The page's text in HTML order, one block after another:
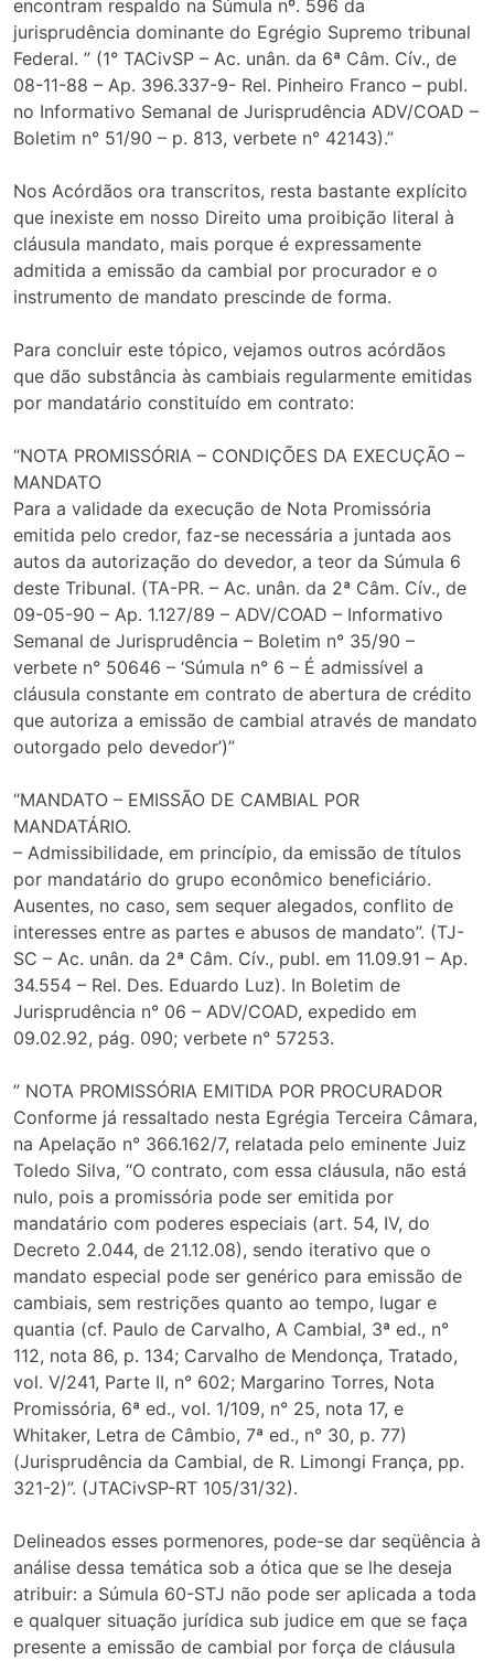
encontram respaldo na Súmula nº. 596 da
jurisprudência dominante do Egrégio Supremo tribunal
Federal. ” (1° TACivSP – Ac. unân. da 6ª Câm. Cív., de
08-11-88 – Ap. 396.337-9- Rel. Pinheiro Franco – publ.
no Informativo Semanal de Jurisprudência ADV/COAD –
Boletim n° 51/90 – p. 813, verbete n° 42143).”
Nos Acórdãos ora transcritos, resta bastante explícito
que inexiste em nosso Direito uma proibição literal à
cláusula mandato, mais porque é expressamente
admitida a emissão da cambial por procurador e o
instrumento de mandato prescinde de forma.
Para concluir este tópico, vejamos outros acórdãos
que dão substância às cambiais regularmente emitidas
por mandatário constituído em contrato:
“NOTA PROMISSÓRIA – CONDIÇÕES DA EXECUÇÃO –
MANDATO
Para a validade da execução de Nota Promissória
emitida pelo credor, faz-se necessária a juntada aos
autos da autorização do devedor, a teor da Súmula 6
deste Tribunal. (TA-PR. – Ac. unân. da 2ª Câm. Cív., de
09-05-90 – Ap. 1.127/89 – ADV/COAD – Informativo
Semanal de Jurisprudência – Boletim n° 35/90 –
verbete n° 50646 – ‘Súmula n° 6 – É admissível a
cláusula constante em contrato de abertura de crédito
que autoriza a emissão de cambial através de mandato
outorgado pelo devedor’)”
“MANDATO – EMISSÃO DE CAMBIAL POR
MANDATÁRIO.
– Admissibilidade, em princípio, da emissão de títulos
por mandatário do grupo econômico beneficiário.
Ausentes, no caso, sem sequer alegados, conflito de
interesses entre as partes e abusos de mandato”. (TJ-
SC – Ac. unân. da 2ª Câm. Cív., publ. em 11.09.91 – Ap.
34.554 – Rel. Des. Eduardo Luz). In Boletim de
Jurisprudência n° 06 – ADV/COAD, expedido em
09.02.92, pág. 090; verbete n° 57253.
” NOTA PROMISSÓRIA EMITIDA POR PROCURADOR
Conforme já ressaltado nesta Egrégia Terceira Câmara,
na Apelação n° 366.162/7, relatada pelo eminente Juiz
Toledo Silva, “O contrato, com essa cláusula, não está
nulo, pois a promissória pode ser emitida por
mandatário com poderes especiais (art. 54, IV, do
Decreto 2.044, de 21.12.08), sendo iterativo que o
mandato especial pode ser genérico para emissão de
cambiais, sem restrições quanto ao tempo, lugar e
quantia (cf. Paulo de Carvalho, A Cambial, 3ª ed., n°
112, nota 86, p. 134; Carvalho de Mendonça, Tratado,
vol. V/241, Parte II, n° 602; Margarino Torres, Nota
Promissória, 6ª ed., vol. 1/109, n° 25, nota 17, e
Whitaker, Letra de Câmbio, 7ª ed., n° 30, p. 77)
(Jurisprudência da Cambial, de R. Limongi França, pp.
321-2)”. (JTACivSP-RT 105/31/32).
Delineados esses pormenores, pode-se dar seqüência à
análise dessa temática sob a ótica que se lhe deseja
atribuir: a Súmula 60-STJ não pode ser aplicada a toda
e qualquer situação jurídica sub judice em que se faça
presente a emissão de cambial por força de cláusula